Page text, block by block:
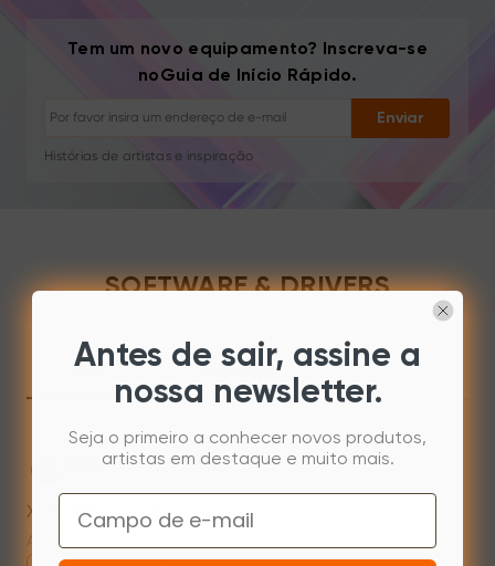
Tem um novo equipamento? Inscreva-se
noGuia de Início Rápido.
Enviar
Cancelar inscrição: Um clique a qualquer momento
Tutoriais de desenho
Novos lançamentos e ofertas
Histórias de artistas e inspiração
Seu e-mail é usado apenas para o conteúdo solicitado
SOFTWARE & DRIVERS
Mac 10.12~14.2
XPPenMac_3.4.15_240313
Apr 15,2024 PM 17:48
Antes de sair, assine a
nossa newsletter.
Seja o primeiro a conhecer novos produtos,
artistas em destaque e muito mais.
Email